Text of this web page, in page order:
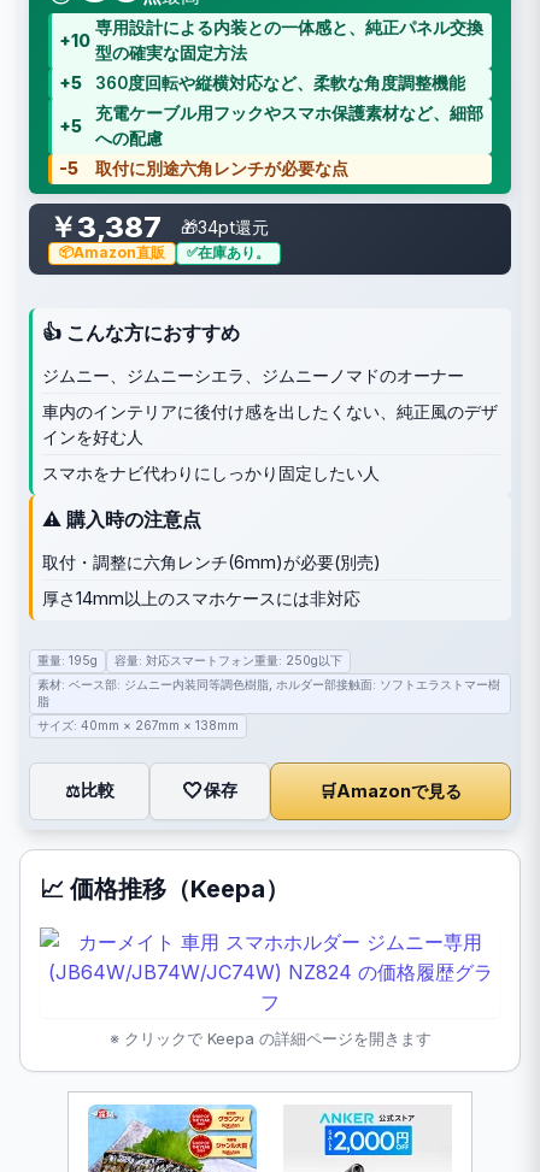
+10
専用設計による内装との一体感と、純正パネル交換
型の確実な固定方法
+5
360度回転や縦横対応など、柔軟な角度調整機能
+5
充電ケーブル用フックやスマホ保護素材など、細部
への配慮
-5
取付に別途六角レンチが必要な点
￥3,387 🎁34pt還元
Amazon直販 在庫あり。
👍 こんな方におすすめ
ジムニー、ジムニーシエラ、ジムニーノマドのオーナー
車内のインテリアに後付け感を出したくない、純正風のデザ
インを好む人
スマホをナビ代わりにしっかり固定したい人
⚠️ 購入時の注意点
取付・調整に六角レンチ(6mm)が必要(別売)
厚さ14mm以上のスマホケースには非対応
重量: 195g
容量: 対応スマートフォン重量: 250g以下
素材: ベース部: ジムニー内装同等調色樹脂, ホルダー部接触面: ソフトエラストマー樹
脂
サイズ: 40mm × 267mm × 138mm
⚖️比較 🤍保存 🛒Amazonで見る
📈 価格推移（Keepa）
※ クリックで Keepa の詳細ページを開きます